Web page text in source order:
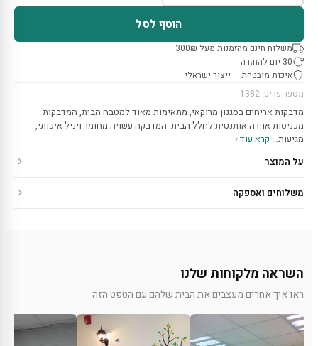
הוסף לסל
משלוח חינם מהזמנות מעל 300₪
30 יום להחזרה
איכות מובטחת — ייצור ישראלי
מספר פריט: 1382
מדבקות אריחים בסגנון מרוקאי, מתאימות מאוד למטבח הבית, המדבקות
מכניסות אוירה אותנטית לחלל הבית. המדבקה עשויה מחומר ויניל איכותי,
מגיעות… קרא עוד ›
על המוצר
משלוחים ואספקה
השראה מלקוחות שלנו
ראו איך אחרים מעצבים את הבית שלהם עם הטפט הזה